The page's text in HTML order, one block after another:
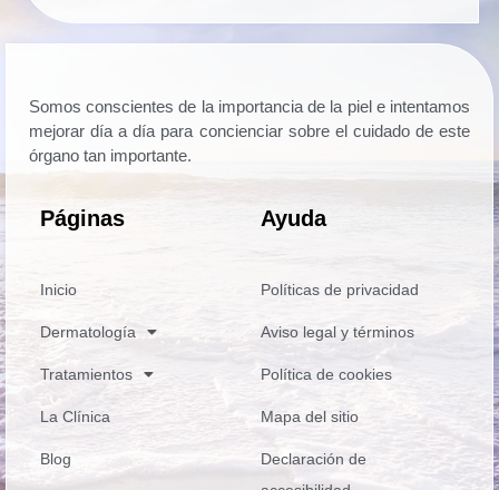
Somos conscientes de la importancia de la piel e intentamos
mejorar día a día para concienciar sobre el cuidado de este
órgano tan importante.
Páginas
Inicio
Dermatología
Tratamientos
La Clínica
Blog
Ayuda
Políticas de privacidad
Aviso legal y términos
Política de cookies
Mapa del sitio
Declaración de